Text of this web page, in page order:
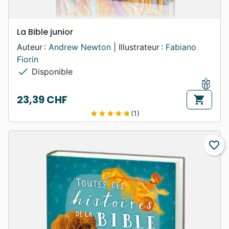
La Bible junior
Auteur : Andrew Newton | Illustrateur : Fabiano
Fiorin
check Disponible
Prix
23,39 CHF shopping_cart
star star star star star(1)
favorite_border